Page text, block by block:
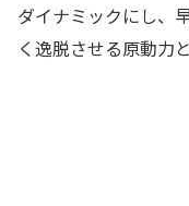
ダイナミックにし、
く逸脱させる原動力